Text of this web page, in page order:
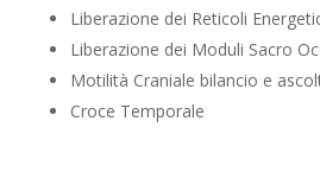
Liberazione dei Reticoli
Liberazione dei Moduli Sacro
Motilità Craniale bilancio e
Croce Temporale